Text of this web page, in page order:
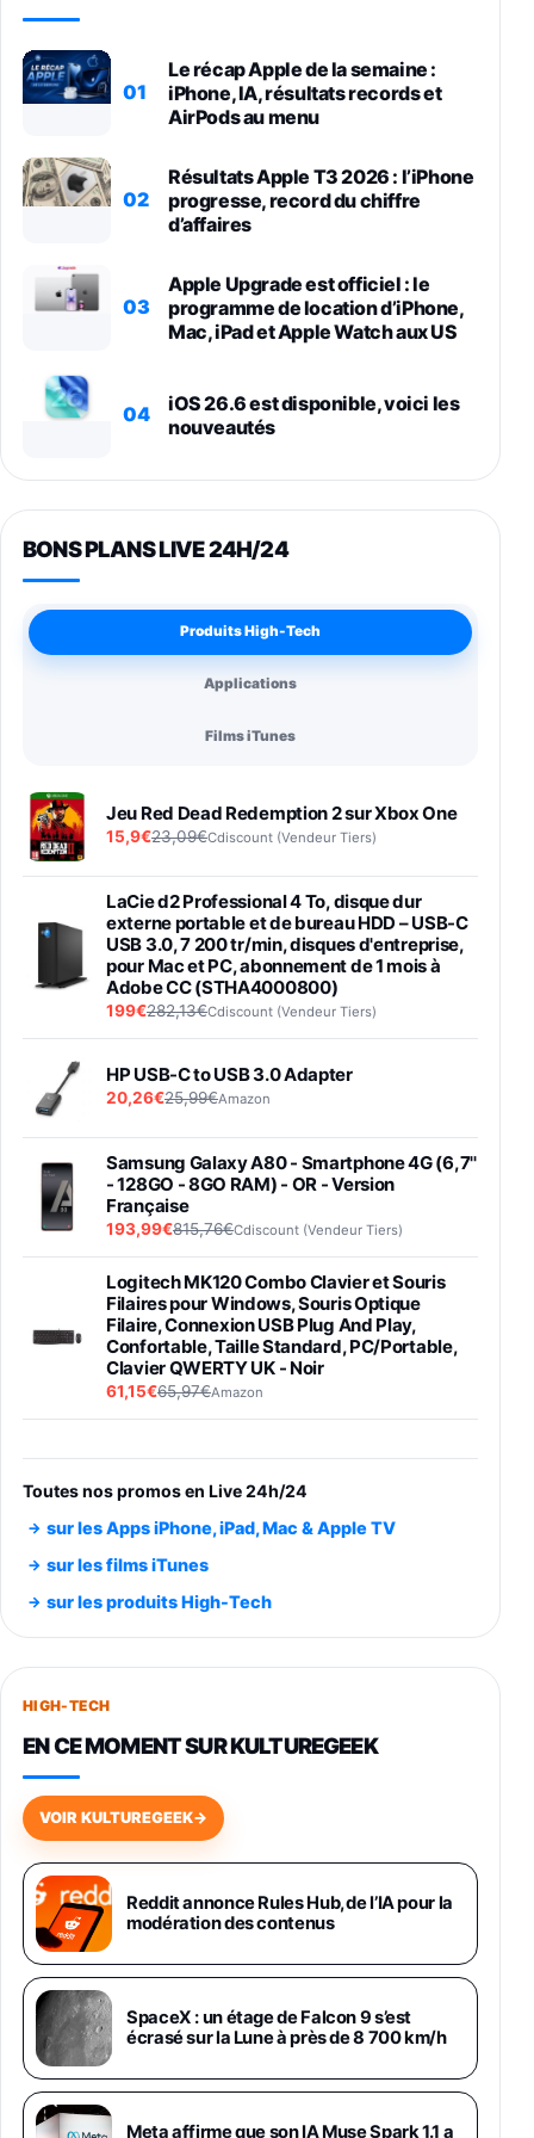
01
Le récap Apple de la semaine :
iPhone, IA, résultats records et
AirPods au menu
02
Résultats Apple T3 2026 : l’iPhone
progresse, record du chiffre
d’affaires
03
Apple Upgrade est officiel : le
programme de location d’iPhone,
Mac, iPad et Apple Watch aux US
04
iOS 26.6 est disponible, voici les
nouveautés
BONS PLANS LIVE 24H/24
Produits High-Tech
Applications
Films iTunes
Jeu Red Dead Redemption 2 sur Xbox One
15,9€23,09€Cdiscount (Vendeur Tiers)
LaCie d2 Professional 4 To, disque dur
externe portable et de bureau HDD – USB-C
USB 3.0, 7 200 tr/min, disques d'entreprise,
pour Mac et PC, abonnement de 1 mois à
Adobe CC (STHA4000800)
199€282,13€Cdiscount (Vendeur Tiers)
HP USB-C to USB 3.0 Adapter
20,26€25,99€Amazon
Samsung Galaxy A80 - Smartphone 4G (6,7''
- 128GO - 8GO RAM) - OR - Version
Française
193,99€815,76€Cdiscount (Vendeur Tiers)
Logitech MK120 Combo Clavier et Souris
Filaires pour Windows, Souris Optique
Filaire, Connexion USB Plug And Play,
Confortable, Taille Standard, PC/Portable,
Clavier QWERTY UK - Noir
61,15€65,97€Amazon
entraénement direct 3 vitesses (33-45-78
trs/min) avec pre-ampli intégré et port USB
Smartphone SAMSUNG Galaxy S26 Ultra
891,99€1199€Fnac (Vendeur Tiers)
Smartphone SAMSUNG Galaxy S26+ Violet
749,99€
648,63€834,71€
Samsung Galaxy Miracle Ultra, Smartphone
Android 5G avec Galaxy AI, 512 Go,
Chargeur Secteur Rapide 25W Inclus,
Smartphone déverrouillé, Noir, Version FR
1019€
Galaxy S26 Ultra 512 Go Bleu
1019€1399€Fnac (Vendeur Tiers)
Galaxy S26 Ultra 256 Go Violet
Toutes nos promos en Live 24h/24
sur les Apps iPhone, iPad, Mac & Apple TV
sur les films iTunes
sur les produits High-Tech
HIGH-TECH
EN CE MOMENT SUR KULTUREGEEK
VOIR KULTUREGEEK→
Reddit annonce Rules Hub, de l’IA pour la
modération des contenus
SpaceX : un étage de Falcon 9 s’est
écrasé sur la Lune à près de 8 700 km/h
Meta affirme que son IA Muse Spark 1.1 a